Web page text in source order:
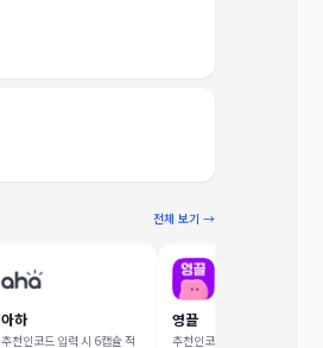
전체 보기 →
아하
추천인코드 입력 시 6캡슐 적
영끌
추천인코드 입력 시 1,000 포